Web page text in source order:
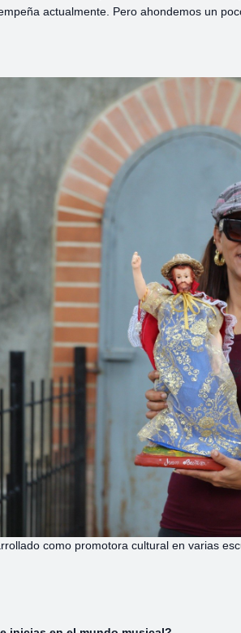
actualmente. Pero ahondemos un
como promotora cultural en varias